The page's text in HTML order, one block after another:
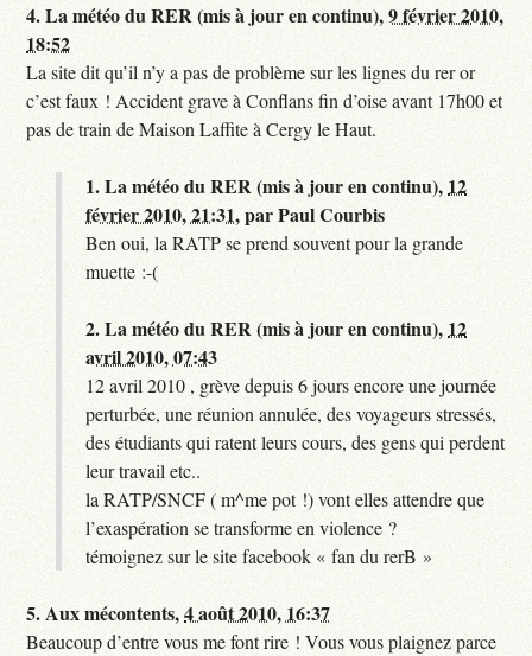
4.La météo du RER (mis à jour en continu),9 février 2010,
18:52
La site dit qu’il n’y a pas de problème sur les lignes du rer or
c’est faux ! Accident grave à Conflans fin d’oise avant 17h00 et
pas de train de Maison Laffite à Cergy le Haut.
1.La météo du RER (mis à jour en continu), 12
février 2010, 21:31,parPaul Courbis
Ben oui, la RATP se prend souvent pour la grande
muette :-(
2.La météo du RER (mis à jour en continu), 12
avril 2010, 07:43
12 avril 2010 , grève depuis 6 jours encore une journée
perturbée, une réunion annulée, des voyageurs stressés,
des étudiants qui ratent leurs cours, des gens qui perdent
leur travail etc..
la RATP/SNCF ( m^me pot !) vont elles attendre que
l’exaspération se transforme en violence ?
témoignez sur le site facebook « fan du rerB »
5.Aux mécontents,4 août 2010, 16:37
Beaucoup d’entre vous me font rire ! Vous vous plaignez parce